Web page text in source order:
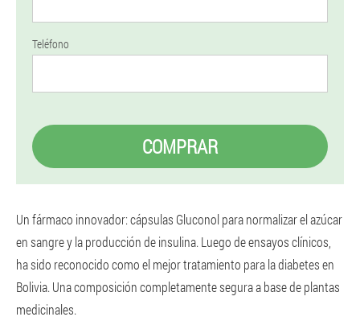
Teléfono
COMPRAR
Un fármaco innovador: cápsulas Gluconol para normalizar el azúcar
en sangre y la producción de insulina. Luego de ensayos clínicos,
ha sido reconocido como el mejor tratamiento para la diabetes en
Bolivia. Una composición completamente segura a base de plantas
medicinales.